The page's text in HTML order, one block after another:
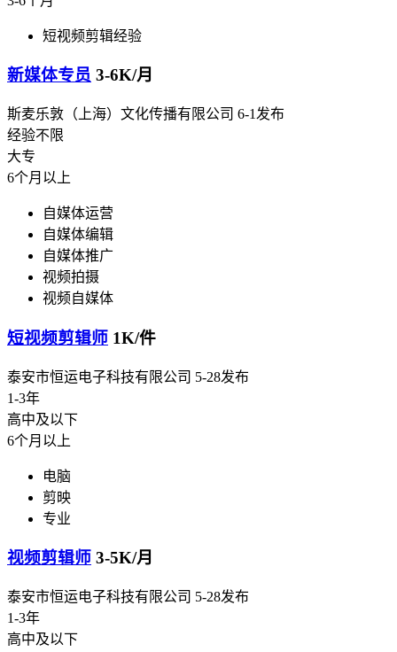
短视频剪辑经验
新媒体专员 3-6K/月
斯麦乐敦（上海）文化传播有限公司 6-1发布
经验不限
大专
6个月以上
自媒体运营
自媒体编辑
自媒体推广
视频拍摄
视频自媒体
短视频剪辑师 1K/件
泰安市恒运电子科技有限公司 5-28发布
1-3年
高中及以下
6个月以上
电脑
剪映
专业
视频剪辑师 3-5K/月
泰安市恒运电子科技有限公司 5-28发布
1-3年
高中及以下